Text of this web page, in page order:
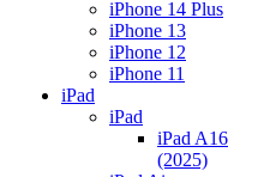
iPhone 14 Plus
iPhone 13
iPhone 12
iPhone 11
iPad
iPad
iPad A16
(2025)